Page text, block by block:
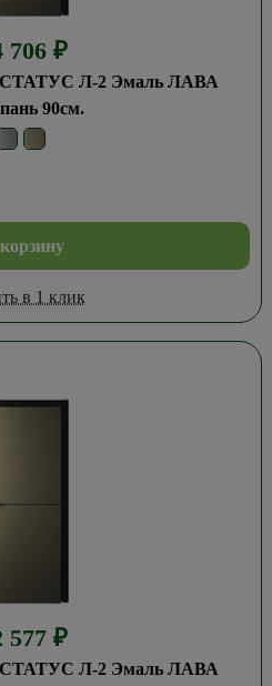
706 ₽
СТАТУС Л-2 Эмаль ЛАВА
90см.
в 1 клик
577 ₽
СТАТУС Л-2 Эмаль ЛАВА